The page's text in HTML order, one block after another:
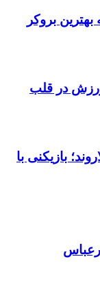
بروکر
ورزش در قلب
بازیکنی با